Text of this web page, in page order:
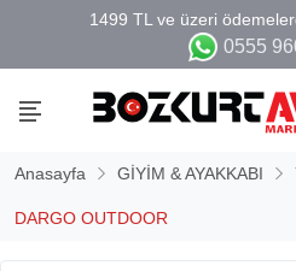
0555
Anasayfa GİYİM & AYAKKABI
DARGO OUTDOOR